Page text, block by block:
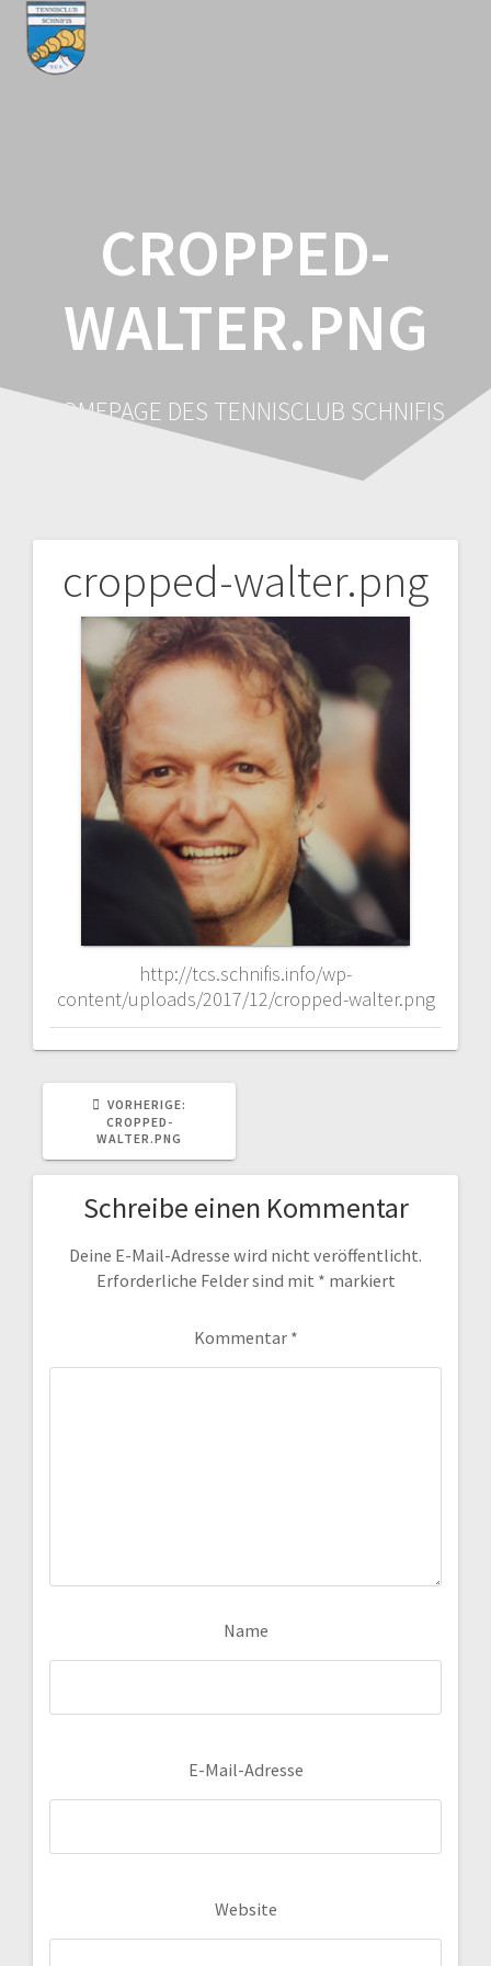
CROPPED-
WALTER.PNG
HOMEPAGE DES TENNISCLUB SCHNIFIS
cropped-walter.png
http://tcs.schnifis.info/wp-
content/uploads/2017/12/cropped-walter.png
Beitragsnavigation
VORHERIGE:
CROPPED-
WALTER.PNG
Schreibe einen Kommentar
Deine E-Mail-Adresse wird nicht veröffentlicht.
Erforderliche Felder sind mit * markiert
Kommentar *
Name
E-Mail-Adresse
Website